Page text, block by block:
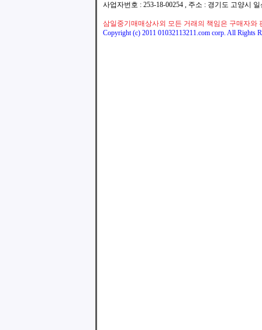
사업자번호 : 253-18-00254 , 주소 : 경기도 고양시
삼일중기매매상사외 모든 거래의 책임은 구매자와
Copyright (c) 2011 01032113211.com corp. All Rights